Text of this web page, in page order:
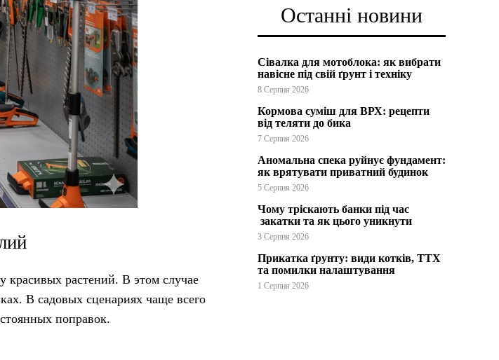
красивых растений. В этом случае
В садовых сценариях чаще всего
поправок.
Останні новини
Сівалка для мотоблока: як вибрати
навісне під свій ґрунт і техніку
8 Серпня 2026
Кормова суміш для ВРХ: рецепти
від теляти до бика
7 Серпня 2026
Аномальна спека руйнує фундамент:
як врятувати приватний будинок
5 Серпня 2026
Чому тріскають банки під час
закатки та як цього уникнути
3 Серпня 2026
Прикатка ґрунту: види котків, ТТХ
та помилки налаштування
1 Серпня 2026